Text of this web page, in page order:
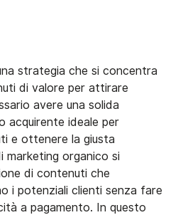
strategia che si concentra
di valore per attirare
avere una solida
acquirente ideale per
e ottenere la giusta
organico si
di contenuti che
i potenziali clienti senza fare
a pagamento. In questo